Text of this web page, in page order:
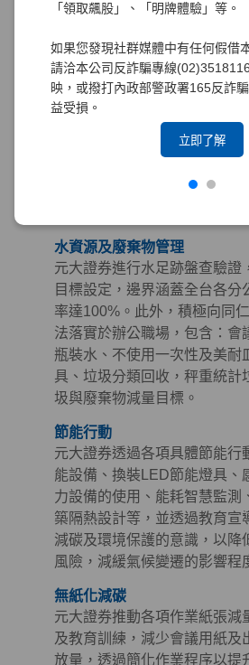
「領取飆股」、「明牌體驗」等。
如果您發現社群媒體中有任何假借
請洽本公司反詐騙專線
映，或撥打內政部警政署165反詐
益受損。
立即了解
綠色採購
元大證券長期推行綠色採購，
款」規範採購時應優先考量具
之星、節水、綠建材、FSC永
之產品。並積極響應政府相關
市政府推動之「民間企業及團
畫」。截至2025年，元大集
由提倡綠色採購以帶動綠色生
水資源及廢棄物管理
元大證券進行水足跡盤查驗證
目標設定，邊界涵蓋全台各分
率達100%。此外，積極向同
法落實於辦公職場，包含：會
瓶裝水、不使用一次性及美耐
具、垃圾分類回收，秤重統計
圾與廢棄物減量目標。
節能行動
元大證券透過各項具體節能行
能設備、換裝LED節能燈具、
力設備的使用、能耗智慧監測
築隔熱設計等，並透過教育宣
減碳及環境保護的意識，以降
風險，減緩氣候變遷的影響程
無紙化減碳
元大證券推動各項作業紙張減
及教育訓練，減少會議用紙及
放量，透過簡化作業程序以提